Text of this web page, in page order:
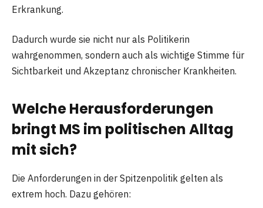
Erkrankung.
Dadurch wurde sie nicht nur als Politikerin
wahrgenommen, sondern auch als wichtige Stimme für
Sichtbarkeit und Akzeptanz chronischer Krankheiten.
Welche Herausforderungen
bringt MS im politischen Alltag
mit sich?
Die Anforderungen in der Spitzenpolitik gelten als
extrem hoch. Dazu gehören: